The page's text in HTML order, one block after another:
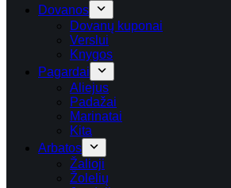
Dovanos
Dovanų kuponai
Verslui
Knygos
Pagardai
Aliejus
Padažai
Marinatai
Kita
Arbatos
Žalioji
Žolelių